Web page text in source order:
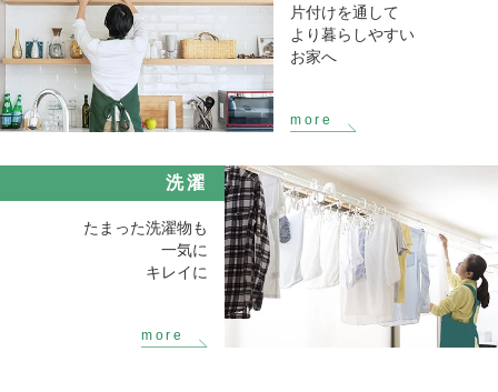
片付けを通して
より暮らしやすい
お家へ
洗濯
たまった洗濯物も
一気に
キレイに